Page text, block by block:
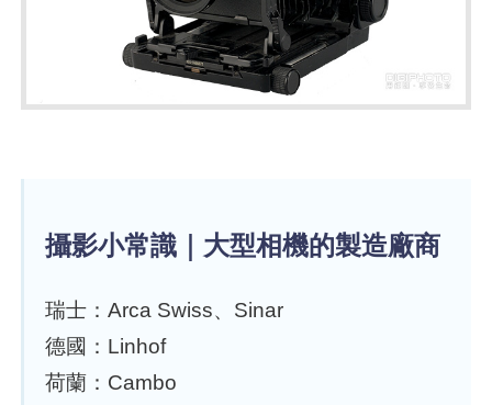
攝影小常識｜大型相機的製造廠商
瑞士：Arca Swiss、Sinar
德國：Linhof
荷蘭：Cambo